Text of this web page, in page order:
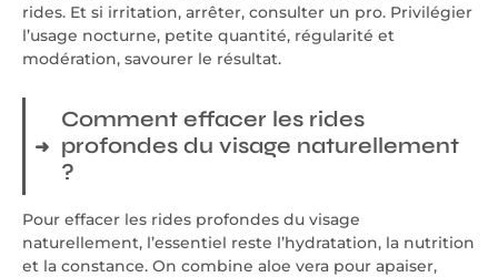
rides. Et si irritation, arrêter, consulter un pro. Privilégier
l’usage nocturne, petite quantité, régularité et
modération, savourer le résultat.
Comment effacer les rides
profondes du visage naturellement
?
Pour effacer les rides profondes du visage
naturellement, l’essentiel reste l’hydratation, la nutrition
et la constance. On combine aloe vera pour apaiser,